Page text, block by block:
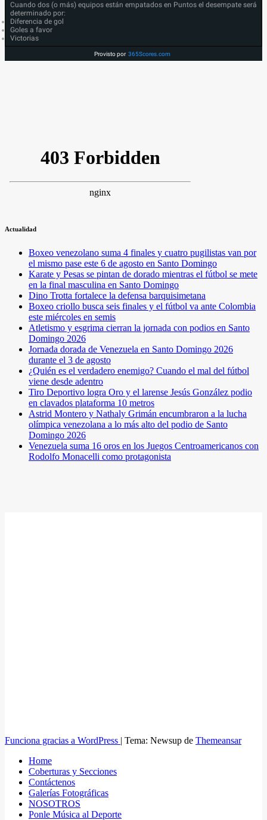
Cuando dos (o más) equipos están empatados en Puntos el desempate será
determinado por:
Diferencia de gol
Goles a favor
Victorias
Provisto por 365Scores.com
Actualidad
Boxeo venezolano suma 4 finales y cuatro pugilistas van por
el mismo pase este 6 de agosto en Santo Domingo
Karate y Pesas se pintan de dorado mientras el fútbol se mete
en la final masculina en Santo Domingo
Dino Trotta fortalece la defensa barquisimetana
Boxeo criollo busca seis finales y el fútbol va ante Colombia
este miércoles en semis
Atletismo y esgrima cierran la jornada con podios en Santo
Domingo 2026
Jornada dorada de Venezuela en Santo Domingo 2026
durante el 3 de agosto
¿Quién es el verdadero enemigo? Cuando el mal del fútbol
viene desde adentro
Tiro Deportivo logra Oro y el larense Jesús González podio
en clavados plataforma 10 metros
Astrid Montero y Nathaly Grimán encumbraron a la lucha
olímpica venezolana a lo más alto del podio de Santo
Domingo 2026
Venezuela suma 16 oros en los Juegos Centroamericanos con
Rodolfo Monacelli como protagonista
Funciona gracias a WordPress | Tema: Newsup de Themeansar
Home
Coberturas y Secciones
Contáctenos
Galerías Fotográficas
NOSOTROS
Ponle Música al Deporte